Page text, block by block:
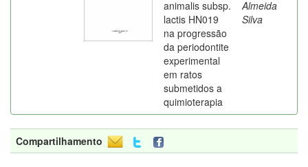
animalis subsp.
lactis HN019
na progressão
da periodontite
experimental
em ratos
submetidos a
quimioterapia
Almeida
Silva
Compartilhamento